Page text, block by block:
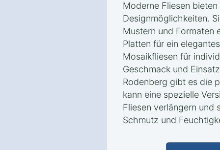
Moderne Fliesen
Designmöglichkeiten.
Mustern und Formaten
Platten für ein
Mosaikfliesen für
Geschmack und
Rodenberg gibt es die
kann eine spezielle
Fliesen verlängern und
Schmutz und